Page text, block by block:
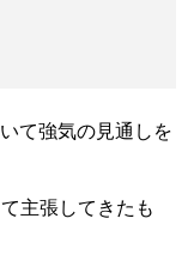
て強気の見通しを
主張してきたも